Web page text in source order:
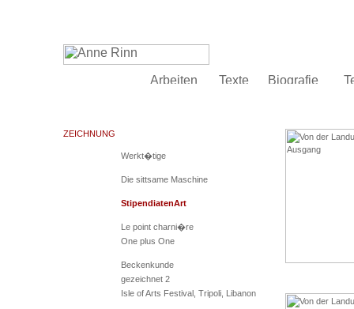
ZEICHNUNG
Werkt�tige
Die sittsame Maschine
StipendiatenArt
Le point charni�re
One plus One
Beckenkunde
gezeichnet 2
Isle of Arts Festival, Tripoli, Libanon